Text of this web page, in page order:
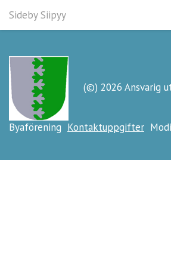
Sideby Siipyy
(©) 2026 Ansvarig
Byaförening Kontaktuppgifter